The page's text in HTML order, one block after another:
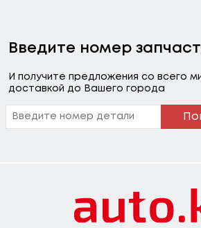
Введите номер
И получите предложения со всего
доставкой до Вашего города